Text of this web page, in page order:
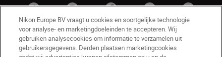
Nikon Europe BV vraagt u cookies en soortgelijke technologie
voor analyse- en marketingdoeleinden te accepteren. Wij
gebruiken analysecookies om informatie te verzamelen uit
gebruikersgegevens. Derden plaatsen marketingcookies